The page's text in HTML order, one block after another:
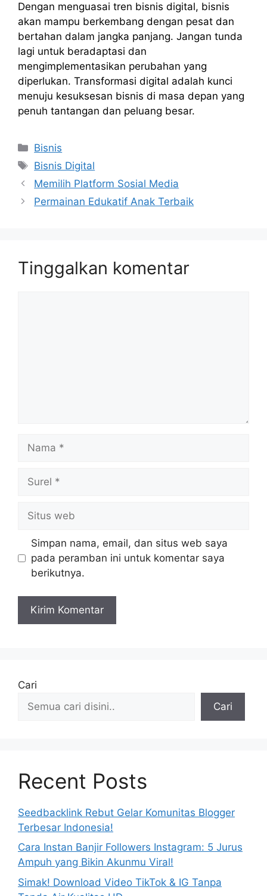
Dengan menguasai tren bisnis digital, bisnis
akan mampu berkembang dengan pesat dan
bertahan dalam jangka panjang. Jangan tunda
lagi untuk beradaptasi dan
mengimplementasikan perubahan yang
diperlukan. Transformasi digital adalah kunci
menuju kesuksesan bisnis di masa depan yang
penuh tantangan dan peluang besar.
Kategori
Bisnis
Tag
Bisnis Digital
Memilih Platform Sosial Media
Permainan Edukatif Anak Terbaik
Tinggalkan komentar
Nama
Surel
Situs
web
Simpan nama, email, dan situs web saya
pada peramban ini untuk komentar saya
berikutnya.
Cari
Cari
Recent Posts
Seedbacklink Rebut Gelar Komunitas Blogger
Terbesar Indonesia!
Cara Instan Banjir Followers Instagram: 5 Jurus
Ampuh yang Bikin Akunmu Viral!
Simak! Download Video TikTok & IG Tanpa